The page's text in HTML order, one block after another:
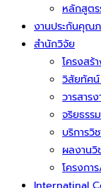
หลักสูตร
งานประกันคุณ
สำนักวิจัย
โครงสร้
วิสัยทัศ
วารสาร
จริยธรร
บริการวิ
ผลงานวิ
โครงกา